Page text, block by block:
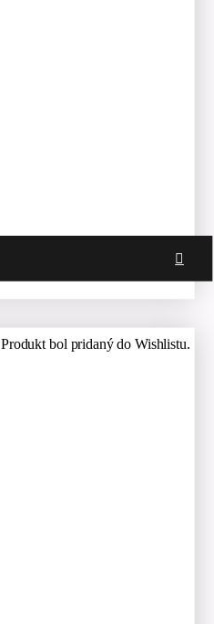
Produkt bol pridaný do Wishlistu.